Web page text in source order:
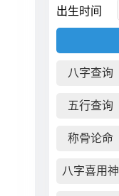
出生时间
八字查询
五行查询
称骨论命
八字喜用神